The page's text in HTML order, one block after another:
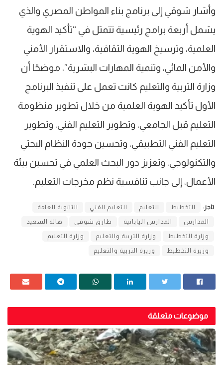
وأشار شوقي إلى برنامج بناء المواطن المصري والذي
يشمل أربعة برامج رئيسية تتمثل في “تأكيد الهوية
العلمية، وترسيخ الهوية الثقافية، والاستقرار الأمني
والأمن المائي، وتنمية المهارات البشرية”، موضحًا أن
وزارة التربية والتعليم كانت تعمل على تنفيذ البرنامج
الأول تأكيد الهوية العلمية من خلال تطوير منظومة
التعليم قبل الجامعي، وتطوير التعليم الفني، وتطوير
التعليم الفني التطبيقي، وتحسين جودة النظام البحثي
والتكنولوجي، وتعزيز دور البحث العلمي في تحسين بيئة
الأعمال، إلى جانب تنافسية نظم مخرجات التعليم.
تاجز: التخطيط التعليم التعليم الفني الثانوية العامة
المدارس المدارس اليابانية طارق شوقي هالة السعيد
وزارة التخطيط وزارة التربية والتعليم وزارة التعليم
وزيرة التخطيط وزيرة التربية والتعليم
موضوعات متعلقة